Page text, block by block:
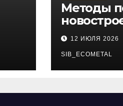
Методы
заданным
12 ИЮЛЯ 2026
SIB_ECOMETAL